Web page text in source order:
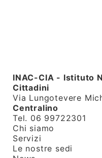
INAC-CIA - Istituto
Cittadini
Via Lungotevere
Centralino
Tel. 06 99722301
Chi siamo
Servizi
Le nostre sedi